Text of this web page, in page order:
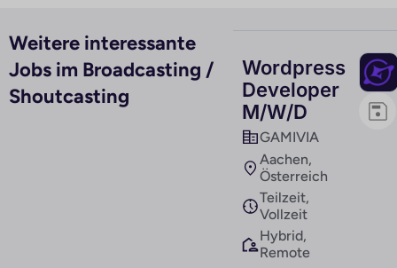
Weitere interessante
Jobs im Broadcasting /
Shoutcasting
Wordpress
Developer
M/W/D
GAMIVIA
Aachen,
Österreich
Teilzeit,
Vollzeit
Hybrid,
Remote